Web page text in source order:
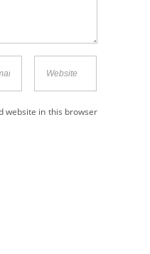
website in this browser